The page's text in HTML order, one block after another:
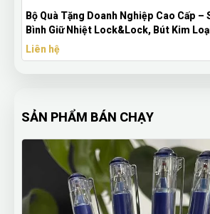
Bộ Quà Tặng Doanh Nghiệp Cao Cấp –
Bình Giữ Nhiệt Lock&Lock, Bút Kim
Logo
Liên hệ
SẢN PHẨM BÁN CHẠY